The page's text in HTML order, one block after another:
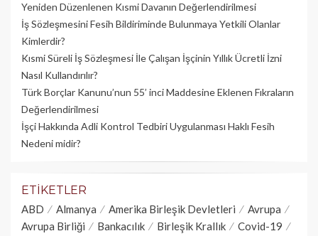
Yeniden Düzenlenen Kısmi Davanın Değerlendirilmesi
İş Sözleşmesini Fesih Bildiriminde Bulunmaya Yetkili Olanlar
Kimlerdir?
Kısmi Süreli İş Sözleşmesi İle Çalışan İşçinin Yıllık Üc­retli İzni
Nasıl Kullandırılır?
Türk Borçlar Kanunu’nun 55’ inci Maddesine Eklenen Fıkraların
Değerlendirilmesi
İşçi Hakkında Adli Kontrol Tedbiri Uygulanması Haklı Fesih
Nedeni midir?
ETIKETLER
ABD Almanya Amerika Birleşik Devletleri
Avrupa
Avrupa Birliği
Bankacılık Birleşik Krallık
Covid-19